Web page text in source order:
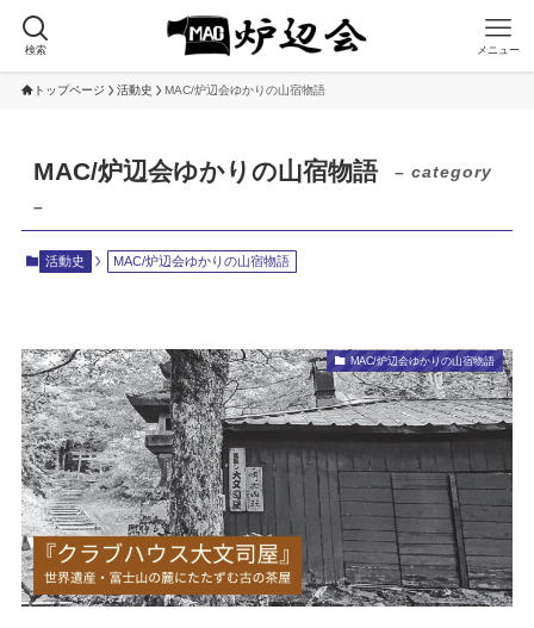
検索 メニュー
トップページ 活動史 MAC/炉辺会ゆかりの山宿物語
MAC/炉辺会ゆかりの山宿物語
– category
–
活動史 MAC/炉辺会ゆかりの山宿物語
MAC/炉辺会ゆかりの山宿物語